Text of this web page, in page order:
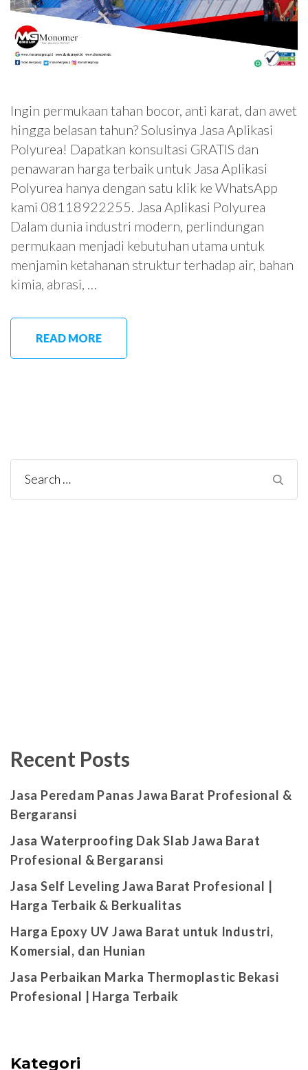
Ingin permukaan tahan bocor, anti karat, dan awet
hingga belasan tahun? Solusinya Jasa Aplikasi
Polyurea! Dapatkan konsultasi GRATIS dan
penawaran harga terbaik untuk Jasa Aplikasi
Polyurea hanya dengan satu klik ke WhatsApp
kami 08118922255. Jasa Aplikasi Polyurea
Dalam dunia industri modern, perlindungan
permukaan menjadi kebutuhan utama untuk
menjamin ketahanan struktur terhadap air, bahan
kimia, abrasi, …
READ MORE
Search
for:
Recent Posts
Jasa Peredam Panas Jawa Barat Profesional &
Bergaransi
Jasa Waterproofing Dak Slab Jawa Barat
Profesional & Bergaransi
Jasa Self Leveling Jawa Barat Profesional |
Harga Terbaik & Berkualitas
Harga Epoxy UV Jawa Barat untuk Industri,
Komersial, dan Hunian
Jasa Perbaikan Marka Thermoplastic Bekasi
Profesional | Harga Terbaik
Kategori